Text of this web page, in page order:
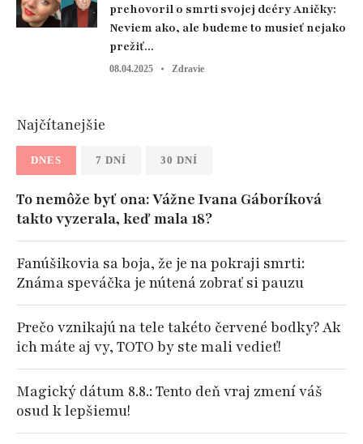
prehovoril o smrti svojej dcéry Aničky:
Neviem ako, ale budeme to musieť nejako
prežiť...
08.04.2025 Zdravie
Najčítanejšie
DNES 7 DNÍ 30 DNÍ
To nemôže byť ona: Vážne Ivana Gáboríková
takto vyzerala, keď mala 18?
Fanúšikovia sa boja, že je na pokraji smrti:
Známa speváčka je nútená zobrať si pauzu
Prečo vznikajú na tele takéto červené bodky? Ak
ich máte aj vy, TOTO by ste mali vedieť!
Magický dátum 8.8.: Tento deň vraj zmení váš
osud k lepšiemu!